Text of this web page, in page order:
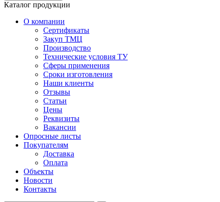
Каталог продукции
О компании
Сертификаты
Закуп ТМЦ
Производство
Технические условия ТУ
Сферы применения
Сроки изготовления
Наши клиенты
Отзывы
Статьи
Цены
Реквизиты
Вакансии
Опросные листы
Покупателям
Доставка
Оплата
Объекты
Новости
Контакты